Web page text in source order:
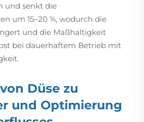
und senkt die
um 15–20 %, wodurch die
und die Maßhaltigkeit
bei dauerhaftem Betrieb mit
Düse zu
und Optimierung